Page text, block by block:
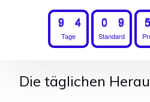
4
4
9
9
Tage
0
0
9
9
Standard
5
5
Die täglichen